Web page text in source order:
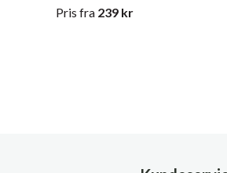
Pris fra 239 kr